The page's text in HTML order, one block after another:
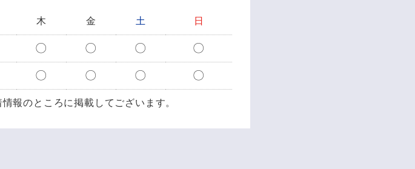
木 金 土 日
〇 〇 〇 〇
〇 〇 〇 〇
情報のところに掲載してございます。